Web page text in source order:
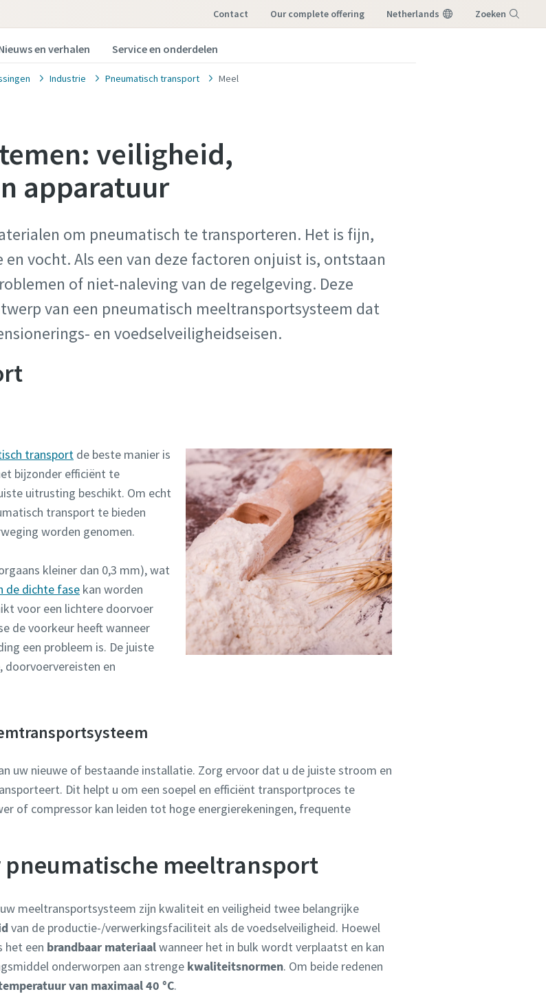
Contact our complete offering Netherlands Zoeken
en verhalen Service en onderdelen
Industrie Pneumatisch transport Meel
veiligheid,
apparatuur
om pneumatisch te transporteren. Het is fijn,
vocht. Als een van deze factoren onjuist is, ontstaan
of niet-naleving van de regelgeving. Deze
van een pneumatisch meeltransportsysteem dat
en voedselveiligheidseisen.
transport de beste manier is
bijzonder efficiënt te
uitrusting beschikt. Om echt
transport te bieden
worden genomen.
kleiner dan 0,3 mm), wat
de dichte fase kan worden
voor een lichtere doorvoer
de voorkeur heeft wanneer
een probleem is. De juiste
doorvoervereisten en
uw nieuwe of bestaande installatie. Zorg ervoor dat u de juiste stroom en
Dit helpt u om een soepel en efficiënt transportproces te
of compressor kan leiden tot hoge energierekeningen, frequente
pneumatische meeltransport
meeltransportsysteem zijn kwaliteit en veiligheid twee belangrijke
van de productie-/verwerkingsfaciliteit als de voedselveiligheid. Hoewel
het een brandbaar materiaalwanneer het in bulk wordt verplaatst en kan
onderworpen aan strenge kwaliteitsnormen. Om beide redenen
van maximaal 40 °C.